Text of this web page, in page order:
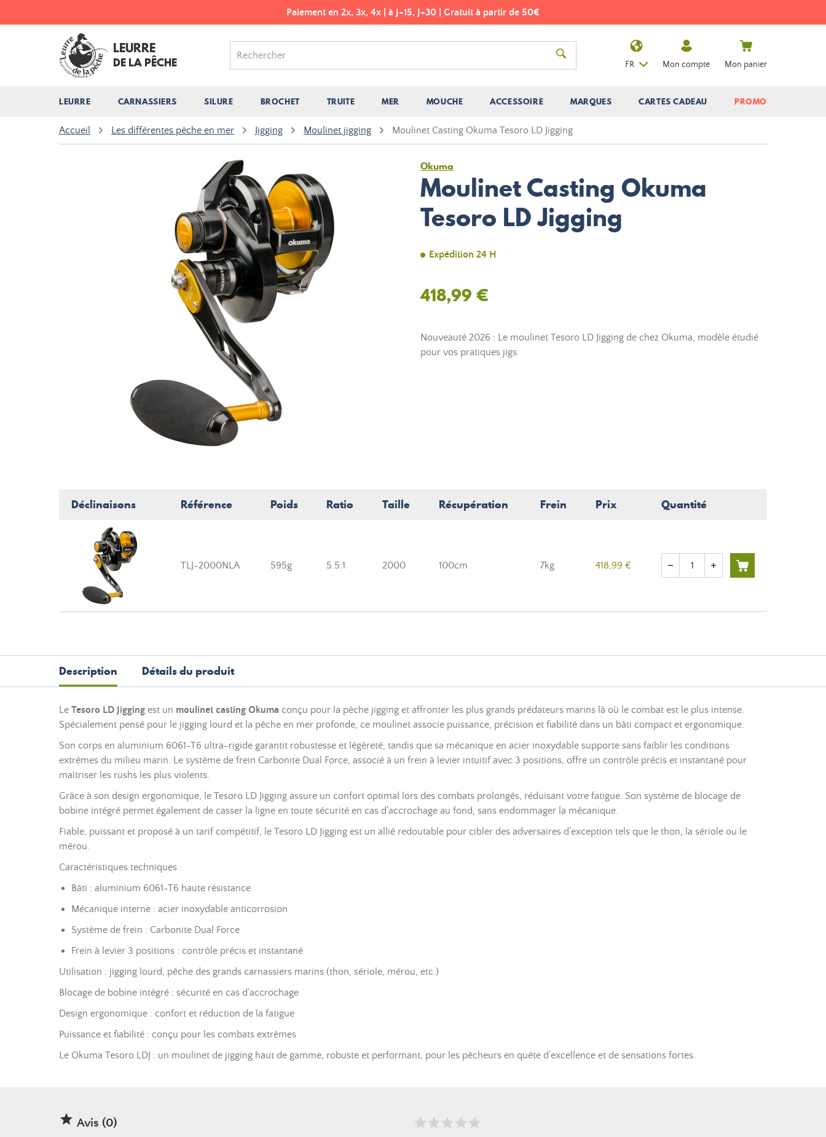
Paiement en 2x, 3x, 4x | à J+15, J+30 | Gratuit à partir de 50€
LEURRE
DE LA PÊCHE
LEURRE CARNASSIERS SILURE BROCHET TRUITE MER MOUCHE ACCESSOIRE MARQUES CARTES CADEAU PROMO
FR Mon compte Mon panier
Accueil Les différentes pêche en mer Jigging Moulinet jigging Moulinet Casting Okuma Tesoro LD Jigging
Okuma
Moulinet Casting Okuma
Tesoro LD Jigging
Expédition 24 H
418,99 €
Nouveauté 2026 : Le moulinet Tesoro LD Jigging de chez Okuma, modèle étudié
pour vos pratiques jigs.
Déclinaisons Référence Poids Ratio Taille Récupération Frein Prix Quantité
TLJ-2000NLA 595g 5.5:1 2000 100cm 7kg 418,99 € Quantité
remove add
Description Détails du produit
Le Tesoro LD Jigging est un moulinet casting Okuma conçu pour la pêche jigging et affronter les plus grands prédateurs marins là où le combat est le plus intense.
Spécialement pensé pour le jigging lourd et la pêche en mer profonde, ce moulinet associe puissance, précision et fiabilité dans un bâti compact et ergonomique.
Son corps en aluminium 6061-T6 ultra-rigide garantit robustesse et légèreté, tandis que sa mécanique en acier inoxydable supporte sans faiblir les conditions
extrêmes du milieu marin. Le système de frein Carbonite Dual Force, associé à un frein à levier intuitif avec 3 positions, offre un contrôle précis et instantané pour
maîtriser les rushs les plus violents.
Grâce à son design ergonomique, le Tesoro LD Jigging assure un confort optimal lors des combats prolongés, réduisant votre fatigue. Son système de blocage de
bobine intégré permet également de casser la ligne en toute sécurité en cas d’accrochage au fond, sans endommager la mécanique.
Fiable, puissant et proposé à un tarif compétitif, le Tesoro LD Jigging est un allié redoutable pour cibler des adversaires d’exception tels que le thon, la sériole ou le
mérou.
Caractéristiques techniques :
Bâti : aluminium 6061-T6 haute résistance
Mécanique interne : acier inoxydable anticorrosion
Système de frein : Carbonite Dual Force
Frein à levier 3 positions : contrôle précis et instantané
Utilisation : jigging lourd, pêche des grands carnassiers marins (thon, sériole, mérou, etc.)
Blocage de bobine intégré : sécurité en cas d’accrochage
Design ergonomique : confort et réduction de la fatigue
Puissance et fiabilité : conçu pour les combats extrêmes
Le Okuma Tesoro LDJ : un moulinet de jigging haut de gamme, robuste et performant, pour les pêcheurs en quête d’excellence et de sensations fortes.
 Avis (0)